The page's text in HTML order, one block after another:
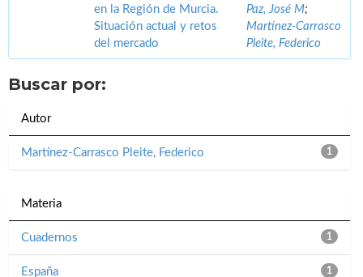
en la Región de Murcia.
Situación actual y retos
del mercado
Paz, José M;
Martínez-Carrasco
Pleite, Federico
Buscar por:
Autor
1
Martínez-Carrasco Pleite, Federico
Materia
1
Cuadernos
1
España